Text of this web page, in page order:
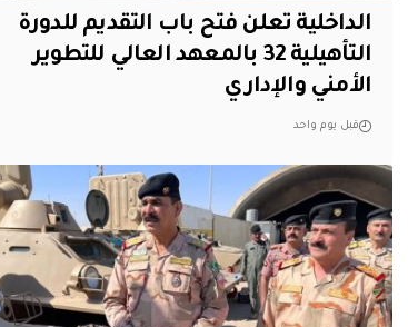
الداخلية تعلن فتح باب التقديم للدورة
التأهيلية 32 بالمعهد العالي للتطوير
الأمني والإداري
قبل يوم واحد